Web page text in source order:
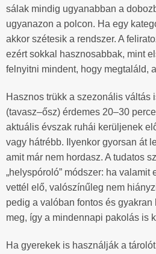
sálak mindig ugyanabban a
ugyanazon a polcon. Ha egy
akkor szétesik a rendszer. A
ezért sokkal hasznosabbak, mint
felnyitni mindent, hogy megtaláld,
Hasznos trükk a szezonális váltás
(tavasz–ősz) érdemes 20–30
aktuális évszak ruhái kerüljenek
vagy hátrébb. Ilyenkor gyorsan át
amit már nem hordasz. A tudatos
„helyspóroló” módszer: ha
vettél elő, valószínűleg nem
pedig a valóban fontos és
meg, így a mindennapi pakolás is
Ha gyerekek is használják a